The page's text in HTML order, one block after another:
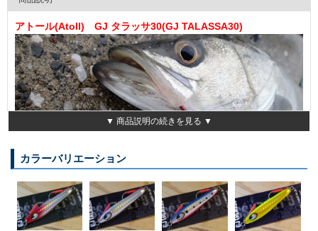
アトール(Atoll) GJ タラッサ30(GJ TALASSA30)
バーティカルの最適なスペックを供す！
▼ 商品説明の続きを見る ▼
カラーバリエーション